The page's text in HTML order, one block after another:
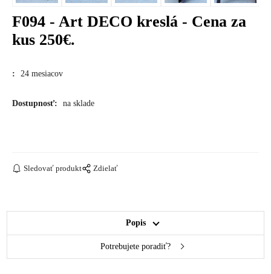
F094 - Art DECO kreslá - Cena za
kus 250€.
: 24 mesiacov
Dostupnosť: na sklade
Sledovať produkt Zdielať
Popis
Potrebujete poradiť?